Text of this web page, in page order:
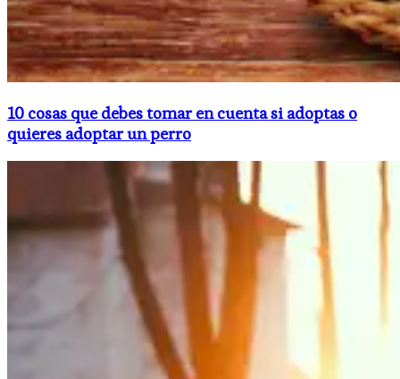
10 cosas que debes tomar en cuenta si adoptas o
quieres adoptar un perro